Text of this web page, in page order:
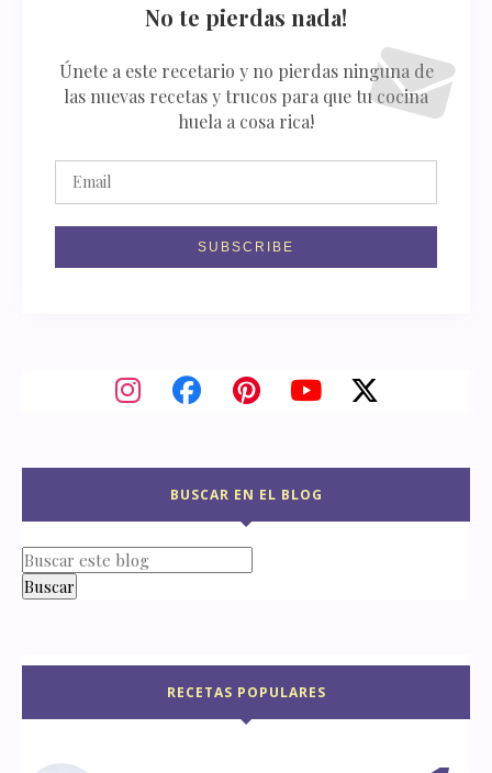
No te pierdas nada!
Únete a este recetario y no pierdas ninguna de
las nuevas recetas y trucos para que tu cocina
huela a cosa rica!
BUSCAR EN EL BLOG
RECETAS POPULARES